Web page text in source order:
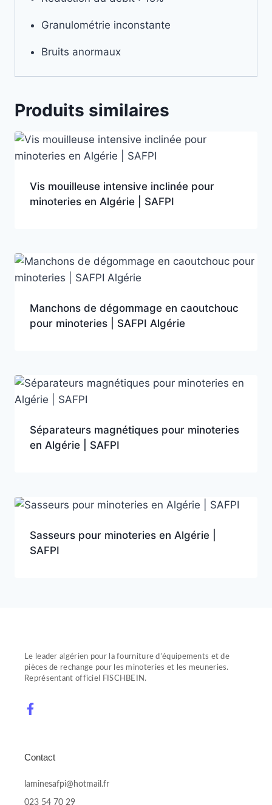
Granulométrie inconstante
Bruits anormaux
Produits similaires
Vis mouilleuse intensive inclinée pour
minoteries en Algérie | SAFPI
Manchons de dégommage en caoutchouc
pour minoteries | SAFPI Algérie
Séparateurs magnétiques pour minoteries
en Algérie | SAFPI
Sasseurs pour minoteries en Algérie |
SAFPI
Le leader algérien pour la fourniture d’équipements et de
pièces de rechange pour les minoteries et les meuneries.
Représentant officiel FISCHBEIN.
Contact
laminesafpi@hotmail.fr
023 54 70 29